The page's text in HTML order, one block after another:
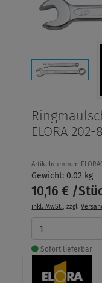
ELORA 202-8
Artikelnummer:
Gewicht: 0.02 kg
10,16 € /
inkl. MwSt., zzgl.
Sofort lieferbar